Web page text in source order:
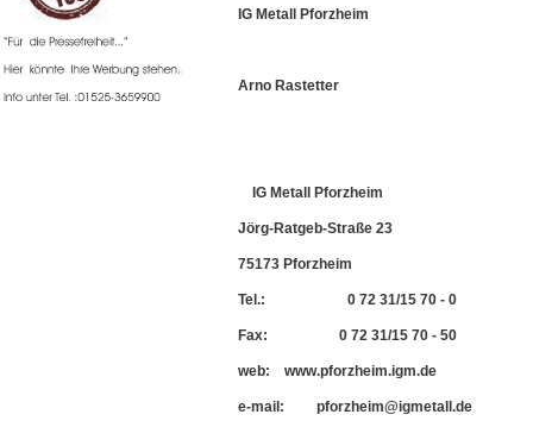
IG Metall Pforzheim
Arno Rastetter
IG Metall Pforzheim
Jörg-Ratgeb-Straße 23
75173 Pforzheim
Tel.: 0 72 31/15 70 - 0
Fax: 0 72 31/15 70 - 50
web: www.pforzheim.igm.de
e-mail: pforzheim@igmetall.de